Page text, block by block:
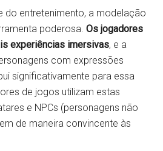
do entretenimento, a modelação
poderosa.Os jogadores
experiências imersivas, e a
com expressões
significativamente para essa
de jogos utilizam estas
e NPCs (personagens não
de maneira convincente às